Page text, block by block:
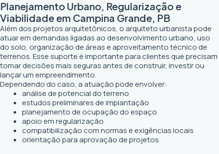
Planejamento Urbano, Regularização e
Viabilidade em Campina Grande, PB
Além dos projetos arquitetônicos, o arquiteto urbanista pode
atuar em demandas ligadas ao desenvolvimento urbano, uso
do solo, organização de áreas e aproveitamento técnico de
terrenos. Esse suporte é importante para clientes que precisam
tomar decisões mais seguras antes de construir, investir ou
lançar um empreendimento.
Dependendo do caso, a atuação pode envolver:
análise de potencial do terreno
estudos preliminares de implantação
planejamento de ocupação do espaço
apoio em regularização
compatibilização com normas e exigências locais
orientação para aprovação de projetos